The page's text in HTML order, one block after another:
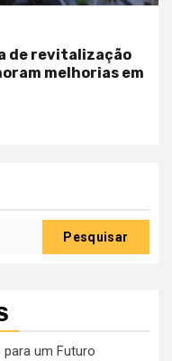
de revitalização
melhorias em
Pesquisar
para um Futuro